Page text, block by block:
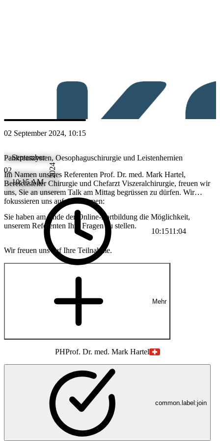
02 September 2024, 10:15
02
September
10:15 AM
2024
10:1511:04
Pankreaszysten, Oesophaguschirurgie und Leistenhernien
Im Namen unseres Referenten Prof. Dr. med. Mark Hartel,
Bereichsleiter Chirurgie und Chefarzt Viszeralchirurgie, freuen wir
uns, Sie an unserem Talk am Mittag begrüssen zu dürfen. Wir
fokussieren uns auf die Themen:
Sie haben am Ende der Online-Fortbildung die Möglichkeit,
unserem Referenten Ihre Fragen zu stellen.
Wir freuen uns auf Ihre Teilnahme.
Mehr
PH Prof. Dr. med. Mark Hartel
common.label:join